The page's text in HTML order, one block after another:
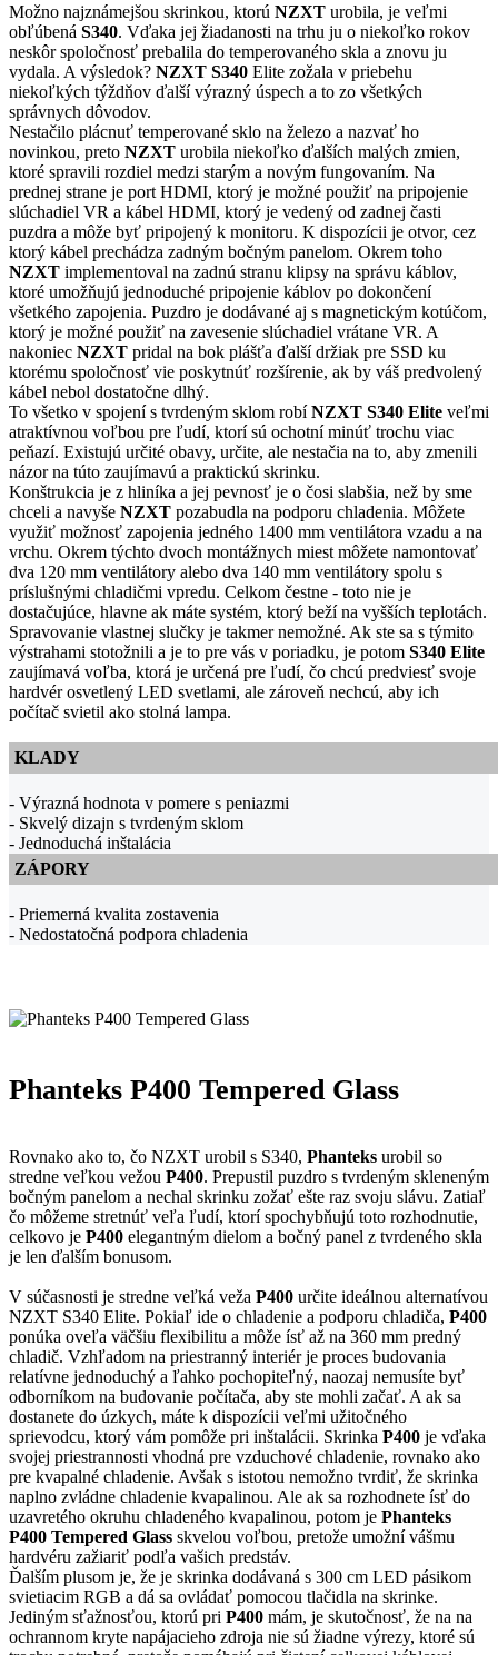
Možno najznámejšou skrinkou, ktorú NZXT urobila, je veľmi
obľúbená S340. Vďaka jej žiadanosti na trhu ju o niekoľko rokov
neskôr spoločnosť prebalila do temperovaného skla a znovu ju
vydala. A výsledok? NZXT S340 Elite zožala v priebehu
niekoľkých týždňov ďalší výrazný úspech a to zo všetkých
správnych dôvodov.
Nestačilo plácnuť temperované sklo na železo a nazvať ho
novinkou, preto NZXT urobila niekoľko ďalších malých zmien,
ktoré spravili rozdiel medzi starým a novým fungovaním. Na
prednej strane je port HDMI, ktorý je možné použiť na pripojenie
slúchadiel VR a kábel HDMI, ktorý je vedený od zadnej časti
puzdra a môže byť pripojený k monitoru. K dispozícii je otvor, cez
ktorý kábel prechádza zadným bočným panelom. Okrem toho
NZXT implementoval na zadnú stranu klipsy na správu káblov,
ktoré umožňujú jednoduché pripojenie káblov po dokončení
všetkého zapojenia. Puzdro je dodávané aj s magnetickým kotúčom,
ktorý je možné použiť na zavesenie slúchadiel vrátane VR. A
nakoniec NZXT pridal na bok plášťa ďalší držiak pre SSD ku
ktorému spoločnosť vie poskytnúť rozšírenie, ak by váš predvolený
kábel nebol dostatočne dlhý.
To všetko v spojení s tvrdeným sklom robíNZXT S340 Elite veľmi
atraktívnou voľbou pre ľudí, ktorí sú ochotní minúť trochu viac
peňazí. Existujú určité obavy, určite, ale nestačia na to, aby zmenili
názor na túto zaujímavú a praktickú skrinku.
Konštrukcia je z hliníka a jej pevnosť je o čosi slabšia, než by sme
chceli a navyše NZXT pozabudla na podporu chladenia. Môžete
využiť možnosť zapojenia jedného 1400 mm ventilátora vzadu a na
vrchu. Okrem týchto dvoch montážnych miest môžete namontovať
dva 120 mm ventilátory alebo dva 140 mm ventilátory spolu s
príslušnými chladičmi vpredu. Celkom čestne - toto nie je
dostačujúce, hlavne ak máte systém, ktorý beží na vyšších teplotách.
Spravovanie vlastnej slučky je takmer nemožné. Ak ste sa s týmito
výstrahami stotožnili a je to pre vás v poriadku, je potom S340 Elite
zaujímavá voľba, ktorá je určená pre ľudí, čo chcú predviesť svoje
hardvér osvetlený LED svetlami, ale zároveň nechcú, aby ich
počítač svietil ako stolná lampa.
KLADY
- Výrazná hodnota v pomere s peniazmi
- Skvelý dizajn s tvrdeným sklom
- Jednoduchá inštalácia
ZÁPORY
- Priemerná kvalita zostavenia
- Nedostatočná podpora chladenia
Phanteks P400 Tempered Glass
Rovnako ako to, čo NZXT urobil s S340, Phanteks urobil so
stredne veľkou vežou P400. Prepustil puzdro s tvrdeným skleneným
bočným panelom a nechal skrinku zožať ešte raz svoju slávu. Zatiaľ
čo môžeme stretnúť veľa ľudí, ktorí spochybňujú toto rozhodnutie,
celkovo je P400 elegantným dielom a bočný panel z tvrdeného skla
je len ďalším bonusom.
V súčasnosti je stredne veľká veža P400 určite ideálnou alternatívou
NZXT S340 Elite. Pokiaľ ide o chladenie a podporu chladiča, P400
ponúka oveľa väčšiu flexibilitu a môže ísť až na 360 mm predný
chladič. Vzhľadom na priestranný interiér je proces budovania
relatívne jednoduchý a ľahko pochopiteľný, naozaj nemusíte byť
odborníkom na budovanie počítača, aby ste mohli začať. A ak sa
dostanete do úzkych, máte k dispozícii veľmi užitočného
sprievodcu, ktorý vám pomôže pri inštalácii. Skrinka P400 je vďaka
svojej priestrannosti vhodná pre vzduchové chladenie, rovnako ako
pre kvapalné chladenie. Avšak s istotou nemožno tvrdiť, že skrinka
naplno zvládne chladenie kvapalinou. Ale ak sa rozhodnete ísť do
uzavretého okruhu chladeného kvapalinou, potom je Phanteks
P400 Tempered Glass skvelou voľbou, pretože umožní vášmu
hardvéru zažiariť podľa vašich predstáv.
Ďalším plusom je, že je skrinka dodávaná s 300 cm LED pásikom
svietiacim RGB a dá sa ovládať pomocou tlačidla na skrinke.
Jediným sťažnosťou, ktorú pri P400 mám, je skutočnosť, že na na
ochrannom kryte napájacieho zdroja nie sú žiadne výrezy, ktoré sú